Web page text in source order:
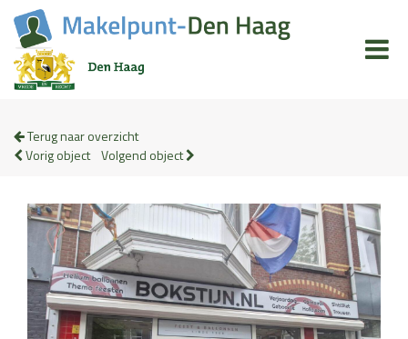
Terug naar overzicht
Vorig object Volgend object